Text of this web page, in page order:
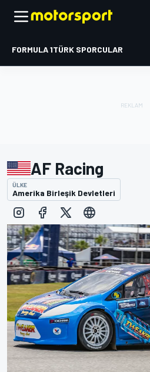
FORMULA 1TÜRK SPORCULAR
AF Racing
ÜLKE
Amerika Birleşik Devletleri